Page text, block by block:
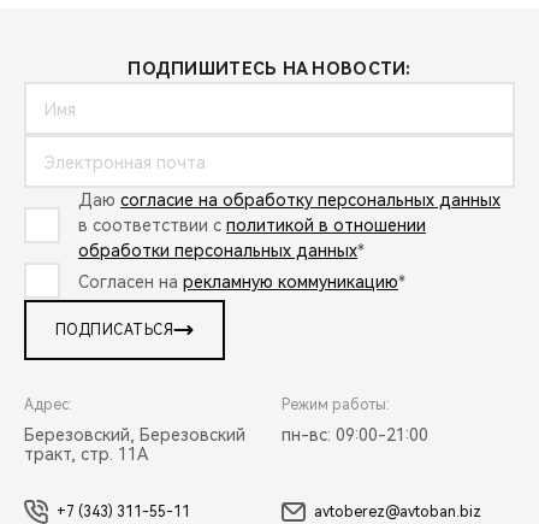
ПОДПИШИТЕСЬ НА НОВОСТИ:
Даю согласие на обработку персональных данных
в соответствии с политикой в отношении
обработки персональных данных*
Согласен на рекламную коммуникацию*
ПОДПИСАТЬСЯ
Адрес:
Березовский, Березовский
тракт, стр. 11А
Режим работы:
пн-вс: 09:00-21:00
+7 (343) 311-55-11 avtoberez@avtoban.biz